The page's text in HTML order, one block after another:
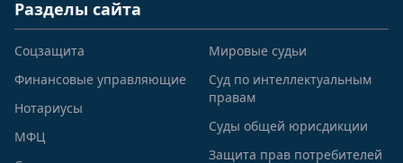
Разделы сайта
Соцзащита
Финансовые управляющие
Нотариусы
МФЦ
Мировые судьи
Суд по интеллектуальным
правам
Суды общей юрисдикции
Защита прав потребителей